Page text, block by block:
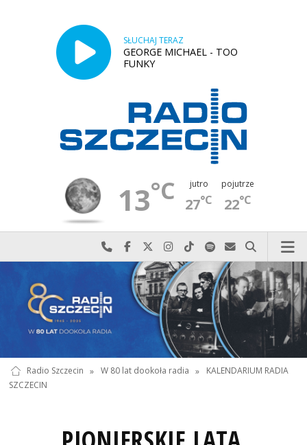
SŁUCHAJ TERAZ
GEORGE MICHAEL - TOO
FUNKY
13°C jutro
27°C
pojutrze
22°C
Najlepiej po prostu do nas zadzwoń
Odwiedź nas na Facebook-u
Odwiedź nas na X
Odwiedź nas na Instagram-ie
Odwiedź nas na TikTok-u
Szukaj nas na Spotify
Wyślij do nas
Szukaj
Radio Szczecin » W 80 lat dookoła radia »
KALENDARIUM RADIA
SZCZECIN